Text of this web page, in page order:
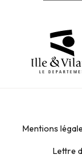
Mentions
Lettre